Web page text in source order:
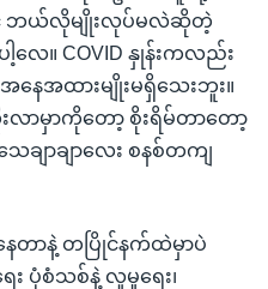
ဘယ်လိုမျိုးလုပ်မလဲဆိုတဲ့
လေ။ COVID နှုန်းကလည်း
ေအထားမျိုးမရှိသေးဘူး။
ာမှာကိုတော့ စိုးရိမ်တာတော့
ချာချာလေး စနစ်တကျ
တာနဲ့ တပြိုင်နက်ထဲမှာပဲ
ပုံစံသစ်နဲ့ လူမှုရေး၊